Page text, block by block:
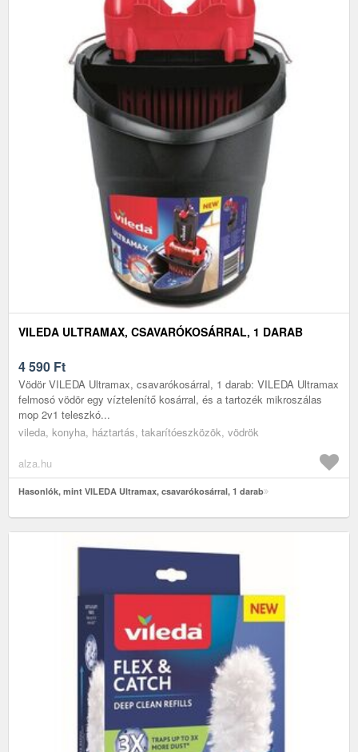
VILEDA ULTRAMAX, CSAVARÓKOSÁRRAL, 1 DARAB
4 590 Ft
Vödör VILEDA Ultramax, csavarókosárral, 1 darab: VILEDA Ultramax
felmosó vödör egy víztelenítő kosárral, és a tartozék mikroszálas
mop 2v1 teleszkó...
vileda, konyha, háztartás, takarítóeszközök, vödrök
alza.hu
Hasonlók, mint VILEDA Ultramax, csavarókosárral, 1 darab